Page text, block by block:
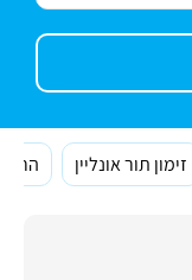
זימון תור אונליין